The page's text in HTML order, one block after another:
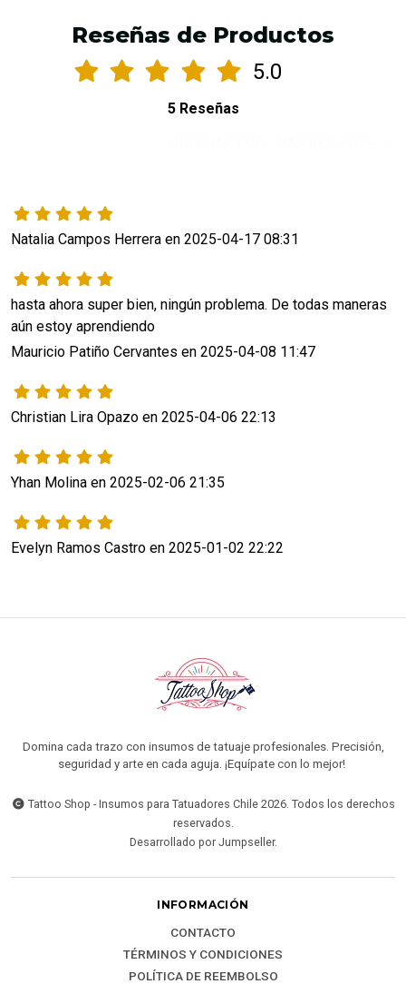
Reseñas de Productos
5.0
5 Reseñas
Natalia Campos Herrera en 2025-04-17 08:31
hasta ahora super bien, ningún problema. De todas maneras
aún estoy aprendiendo
Mauricio Patiño Cervantes en 2025-04-08 11:47
Christian Lira Opazo en 2025-04-06 22:13
Yhan Molina en 2025-02-06 21:35
Evelyn Ramos Castro en 2025-01-02 22:22
Domina cada trazo con insumos de tatuaje profesionales. Precisión,
seguridad y arte en cada aguja. ¡Equípate con lo mejor!
Tattoo Shop - Insumos para Tatuadores Chile 2026. Todos los derechos
reservados.
Desarrollado por Jumpseller.
INFORMACIÓN
CONTACTO
TÉRMINOS Y CONDICIONES
POLÍTICA DE REEMBOLSO